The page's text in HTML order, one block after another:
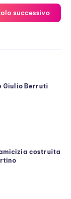
successivo
Giulio Berruti
costruita